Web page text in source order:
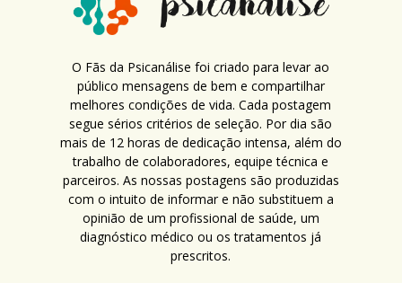
O Fãs da Psicanálise foi criado para levar ao
público mensagens de bem e compartilhar
melhores condições de vida. Cada postagem
segue sérios critérios de seleção. Por dia são
mais de 12 horas de dedicação intensa, além do
trabalho de colaboradores, equipe técnica e
parceiros. As nossas postagens são produzidas
com o intuito de informar e não substituem a
opinião de um profissional de saúde, um
diagnóstico médico ou os tratamentos já
prescritos.